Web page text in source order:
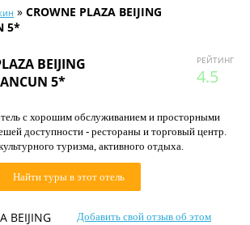
» CROWNE PLAZA BEIJING
5*
РЕЙТИНГ
4.5
BEIJING
5*
с хорошим обслуживанием и просторными
доступности - рестораны и торговый центр.
туризма, активного отдыха.
Найти туры в этот отель
Добавить свой отзыв об этом